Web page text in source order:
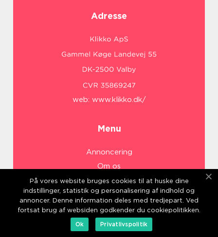
Adresse
web: www.klikko.dk/
Menu
Annoncering
Om os
Cookies
Kontakt os
Sitemap
På vores website bruges cookies til at huske dine
indstillinger, statistik og personalisering af indhold og
annoncer. Denne information deles med tredjepart. Ved
fortsat brug af websiden godkender du cookiepolitikken.
Ok
Privatlivspolitik